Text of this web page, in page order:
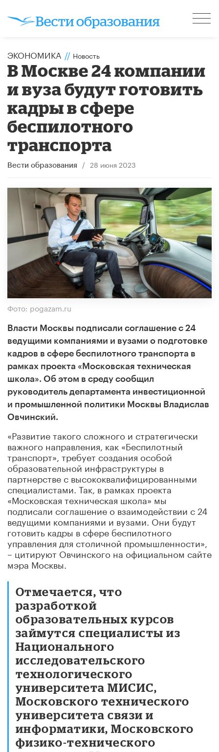
ЭКОНОМИКА // Новость
В Москве 24 компании
и вуза будут готовить
кадры в сфере
беспилотного
транспорта
Вести образования / 28 июня 2023
Фото: pogazam.ru
Власти Москвы подписали соглашение с 24
ведущими компаниями и вузами о подготовке
кадров в сфере беспилотного транспорта в
рамках проекта «Московская техническая
школа». Об этом в среду сообщил
руководитель департамента инвестиционной
и промышленной политики Москвы Владислав
Овчинский.
«Развитие такого сложного и стратегически
важного направления, как «Беспилотный
транспорт», требует создания особой
образовательной инфраструктуры в
партнерстве с высококвалифицированными
специалистами. Так, в рамках проекта
«Московская техническая школа» мы
подписали соглашение о взаимодействии с 24
ведущими компаниями и вузами. Они будут
готовить кадры в сфере беспилотного
управления для столичной промышленности»,
– цитируют Овчинского на официальном сайте
мэра Москвы.
Отмечается, что
разработкой
образовательных курсов
займутся специалисты из
Национального
исследовательского
технологического
университета МИСИС,
Московского технического
университета связи и
информатики, Московского
физико-технического